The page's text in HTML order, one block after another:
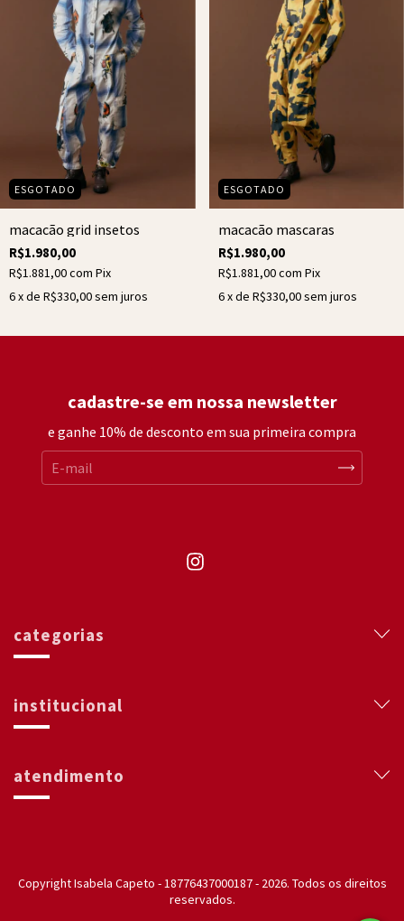
ESGOTADO
macacão grid insetos
R$1.980,00
R$1.881,00com Pix
6x de R$330,00sem juros
ESGOTADO
macacão mascaras
R$1.980,00
R$1.881,00com Pix
6x de R$330,00sem juros
cadastre-se em nossa newsletter
e ganhe 10% de desconto em sua primeira compra
categorias
institucional
atendimento
Copyright Isabela Capeto - 18776437000187 - 2026. Todos os direitos
reservados.